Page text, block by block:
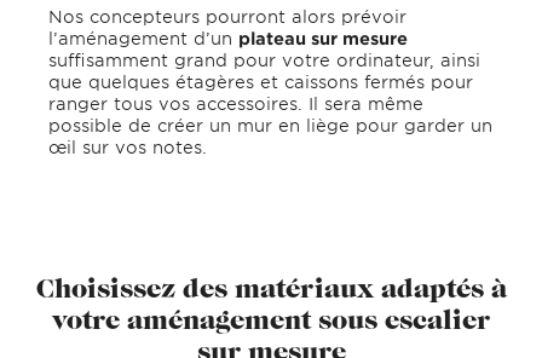
Nos concepteurs pourront alors prévoir
l’aménagement d’un plateau sur mesure
suffisamment grand pour votre ordinateur, ainsi
que quelques étagères et caissons fermés pour
ranger tous vos accessoires. Il sera même
possible de créer un mur en liège pour garder un
œil sur vos notes.
Choisissez des matériaux adaptés à
votre aménagement sous escalier
sur mesure